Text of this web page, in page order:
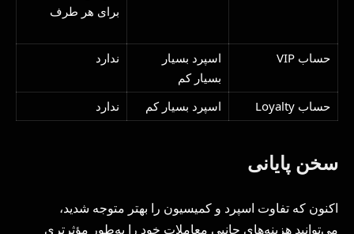
برای هر طرف
حساب VIP
اسپرد بسیار
بسیار کم
ندارد
حساب Loyalty اسپرد بسیار کم ندارد
سخن پایانی
اکنون که تفاوت اسپرد و کمیسیون را بهتر متوجه شدید،
می‌توانید هزینه‌های جانبی معاملات خود را به‌طور مؤثرتری